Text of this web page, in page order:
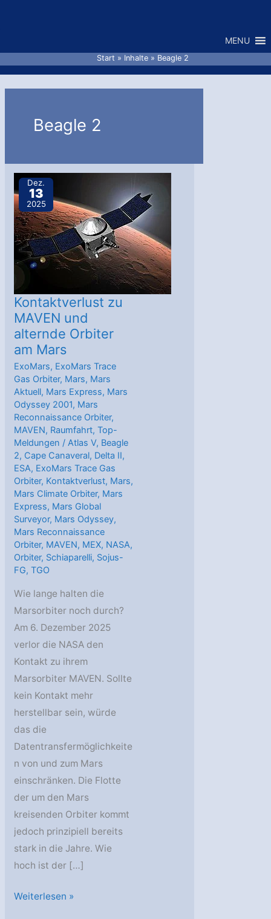
MENU
Start Inhalte Beagle 2
Beagle 2
Dez.
13
2025
Kontaktverlust zu
MAVEN und
alternde Orbiter
am Mars
ExoMars, ExoMars Trace
Gas Orbiter, Mars, Mars
Aktuell, Mars Express, Mars
Odyssey 2001, Mars
Reconnaissance Orbiter,
MAVEN, Raumfahrt,Top-
Meldungen /Atlas V, Beagle
2, Cape Canaveral, Delta II,
ESA, ExoMars Trace Gas
Orbiter, Kontaktverlust, Mars,
Mars Climate Orbiter, Mars
Express, Mars Global
Surveyor, Mars Odyssey,
Mars Reconnaissance
Orbiter, MAVEN, MEX, NASA,
Orbiter, Schiaparelli, Sojus-
FG,TGO
Wie lange halten die
Marsorbiter noch durch?
Am 6. Dezember 2025
verlor die NASA den
Kontakt zu ihrem
Marsorbiter MAVEN. Sollte
kein Kontakt mehr
herstellbar sein, würde
das die
Datentransfermöglichkeite
n von und zum Mars
einschränken. Die Flotte
der um den Mars
kreisenden Orbiter kommt
jedoch prinzipiell bereits
stark in die Jahre. Wie
hoch ist der […]
Kontaktverlust
Weiterlesen »